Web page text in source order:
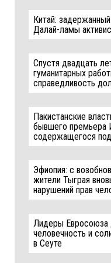
Китай:
Далай-ламы
Спустя двадцать
гуманитарных
справедливость
Пакистанские
бывшего премьера
содержащегося
Эфиопия: с
жители Тыграя
нарушений прав
Лидеры Евросоюза
человечность и
в Сеуте